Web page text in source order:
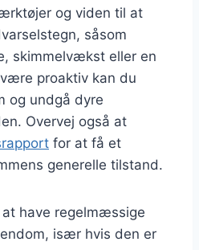
og viden til at
såsom
skimmelvækst eller en
proaktiv kan du
og undgå dyre
Overvej også at
for at få et
generelle tilstand.
have regelmæssige
især hvis den er